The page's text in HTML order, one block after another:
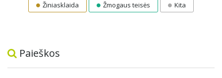
Žiniasklaida Žmogaus teisės Kita
Paieškos